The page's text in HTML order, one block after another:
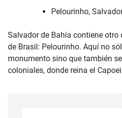
Pelourinho,
Salvador de Bahía contiene
de Brasil: Pelourinho. Aquí no
monumento sino que también
coloniales, donde reina el